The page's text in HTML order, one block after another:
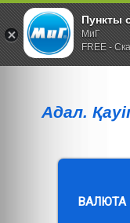
Адал.
ВАЛЮТА
Пункты
МиГ
FREE -